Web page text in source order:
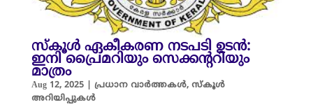
സ്കൂൾ ഏകീകരണ നടപടി ഉടൻ:
ഇനി പ്രൈമറിയും സെക്കന്ററിയും
മാത്രം
Aug 12, 2025| പ്രധാന വാർത്തകൾ, സ്കൂൾ
അറിയിപ്പുകൾ